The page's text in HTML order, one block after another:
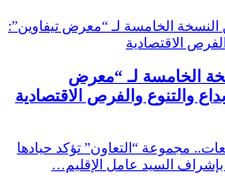
الخامسة لـ “معرض
والتنوع والفرص الاقتصادية